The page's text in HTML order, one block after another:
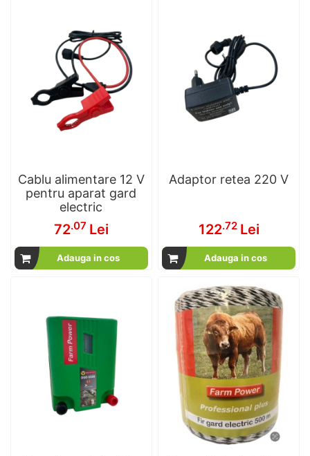
Cablu alimentare 12 V
pentru aparat gard
electric
72.07 Lei
Adauga in cos
Adaptor retea 220 V
122.72 Lei
Adauga in cos